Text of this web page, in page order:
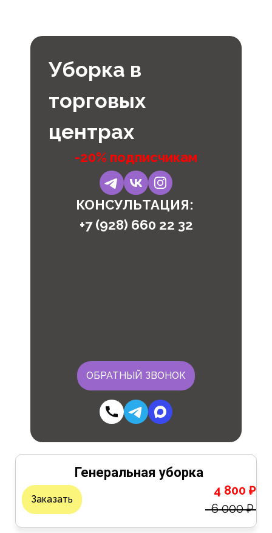
Уборка в
торговых
центрах
-20% подписчикам
КОНСУЛЬТАЦИЯ:
+7 (928) 660 22 32
ОБРАТНЫЙ ЗВОНОК
Генеральная уборка
Заказать
4 800 ₽
6 000 ₽